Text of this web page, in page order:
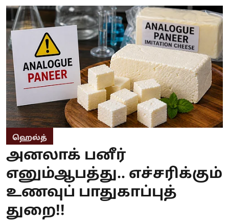
ஹெல்த்
அனலாக் பனீர்
எனும்ஆபத்து.. எச்சரிக்கும்
உணவுப் பாதுகாப்புத்
துறை!!